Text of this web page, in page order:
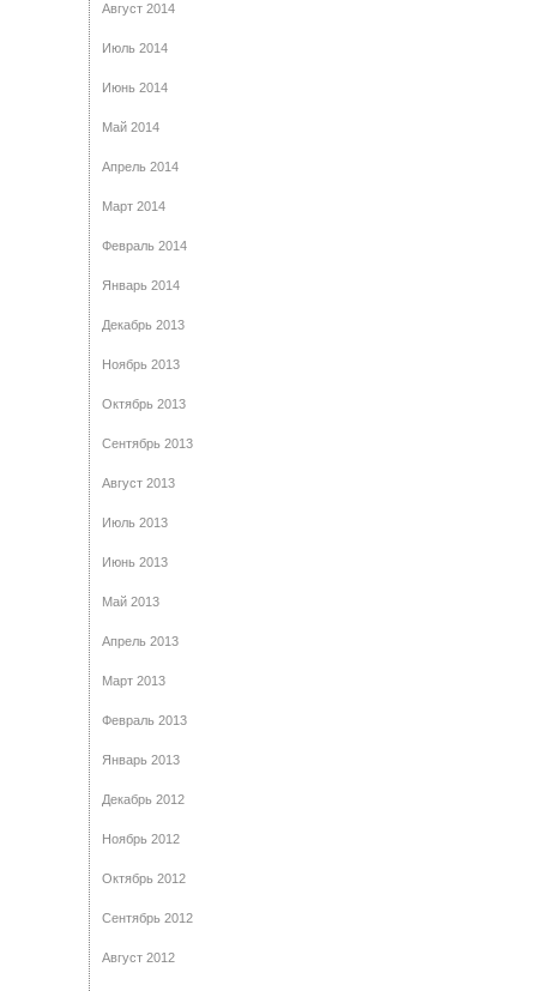
Август 2014
Июль 2014
Июнь 2014
Май 2014
Апрель 2014
Март 2014
Февраль 2014
Январь 2014
Декабрь 2013
Ноябрь 2013
Октябрь 2013
Сентябрь 2013
Август 2013
Июль 2013
Июнь 2013
Май 2013
Апрель 2013
Март 2013
Февраль 2013
Январь 2013
Декабрь 2012
Ноябрь 2012
Октябрь 2012
Сентябрь 2012
Август 2012